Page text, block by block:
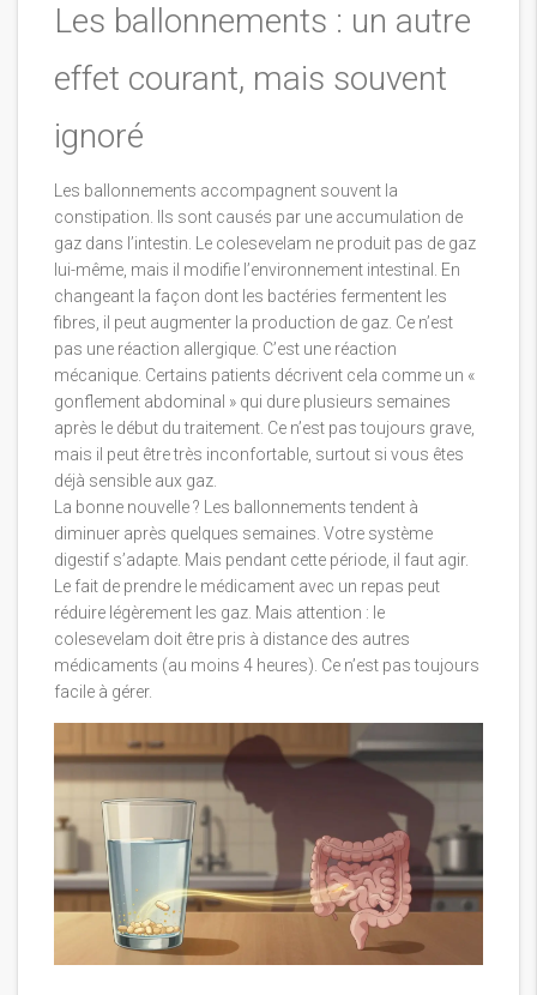
Les ballonnements : un autre
effet courant, mais souvent
ignoré
Les ballonnements accompagnent souvent la
constipation. Ils sont causés par une accumulation de
gaz dans l’intestin. Le colesevelam ne produit pas de gaz
lui-même, mais il modifie l’environnement intestinal. En
changeant la façon dont les bactéries fermentent les
fibres, il peut augmenter la production de gaz. Ce n’est
pas une réaction allergique. C’est une réaction
mécanique. Certains patients décrivent cela comme un «
gonflement abdominal » qui dure plusieurs semaines
après le début du traitement. Ce n’est pas toujours grave,
mais il peut être très inconfortable, surtout si vous êtes
déjà sensible aux gaz.
La bonne nouvelle ? Les ballonnements tendent à
diminuer après quelques semaines. Votre système
digestif s’adapte. Mais pendant cette période, il faut agir.
Le fait de prendre le médicament avec un repas peut
réduire légèrement les gaz. Mais attention : le
colesevelam doit être pris à distance des autres
médicaments (au moins 4 heures). Ce n’est pas toujours
facile à gérer.